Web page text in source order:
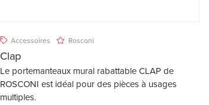
Accessoires Rosconi
Clap
Le portemanteaux mural rabattable CLAP de
ROSCONI est idéal pour des pièces à usages
multiples.